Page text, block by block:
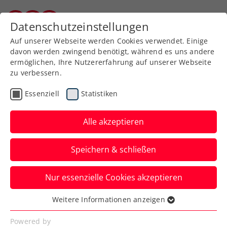
Zurück zur Newsübersicht
Turniere
Titel im Doppel für
Philipp Majdic in Dubai
ITF World Tennis Masters Tour - MT200
Verfasst von: Gerald Hebein, 11.03.2024
Datenschutzeinstellungen
Auf unserer Webseite werden Cookies verwendet. Einige
davon werden zwingend benötigt, während es uns andere
ermöglichen, Ihre Nutzererfahrung auf unserer Webseite
zu verbessern.
Essenziell Statistiken
Alle akzeptieren
Speichern & schließen
Nur essenzielle Cookies akzeptieren
Essenziell
Essenzielle Cookies werden für grundlegende
Weitere Informationen anzeigen
Powered by